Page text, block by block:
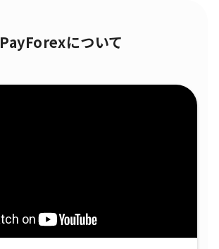
PayForexについて